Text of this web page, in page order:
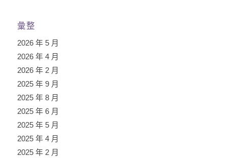
彙整
2026 年 5 月
2026 年 4 月
2026 年 2 月
2025 年 9 月
2025 年 8 月
2025 年 6 月
2025 年 5 月
2025 年 4 月
2025 年 2 月